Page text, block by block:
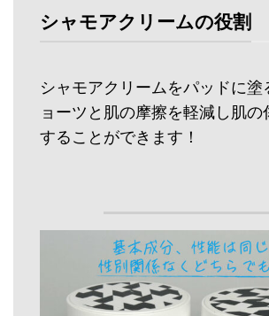
シャモアクリームの役割
シャモアクリームをパッドに塗
ョーツと肌の摩擦を軽減し肌の
することができます！